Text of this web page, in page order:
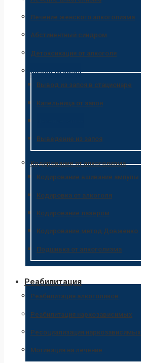
Лечение женского алкоголизма
Абстинентный синдром
Детоксикация от алкоголя
Вывод из запоя
Вывод из запоя в стационаре
Капельница от запоя
Выведение из запоя
Кодирование от алкоголизма
Кодирование вшивание ампулы
Кодировка от алкоголя
Кодирование лазером
Кодирование метод Довженко
Подшивка от алкоголизма
Реабилитация
Реабилитация алкоголиков
Реабилитация наркозависимых
Ресоциализация наркозависимых
Мотивация на лечение